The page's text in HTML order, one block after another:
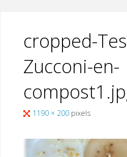
cropped-
Zucconi-en-
Full1190 × 200 pixels